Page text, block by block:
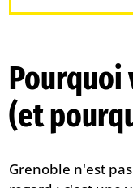
Pourquoi
(et
Grenoble n'est